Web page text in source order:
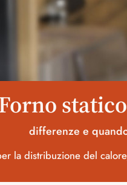
differenze e
la distribuzione del